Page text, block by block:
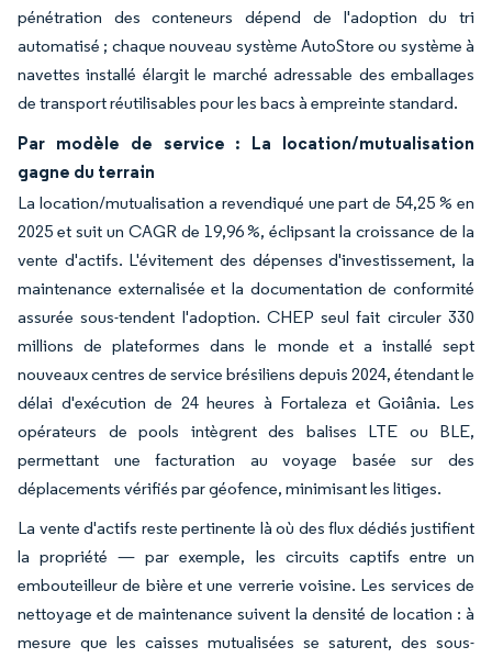
pénétration des conteneurs dépend de l'adoption du tri
automatisé ; chaque nouveau système AutoStore ou système à
navettes installé élargit le marché adressable des emballages
de transport réutilisables pour les bacs à empreinte standard.
Par modèle de service : La location/mutualisation
gagne du terrain
La location/mutualisation a revendiqué une part de 54,25 % en
2025 et suit un CAGR de 19,96 %, éclipsant la croissance de la
vente d'actifs. L'évitement des dépenses d'investissement, la
maintenance externalisée et la documentation de conformité
assurée sous-tendent l'adoption. CHEP seul fait circuler 330
millions de plateformes dans le monde et a installé sept
nouveaux centres de service brésiliens depuis 2024, étendant le
délai d'exécution de 24 heures à Fortaleza et Goiânia. Les
opérateurs de pools intègrent des balises LTE ou BLE,
permettant une facturation au voyage basée sur des
déplacements vérifiés par géofence, minimisant les litiges.
La vente d'actifs reste pertinente là où des flux dédiés justifient
la propriété — par exemple, les circuits captifs entre un
embouteilleur de bière et une verrerie voisine. Les services de
nettoyage et de maintenance suivent la densité de location : à
mesure que les caisses mutualisées se saturent, des sous-